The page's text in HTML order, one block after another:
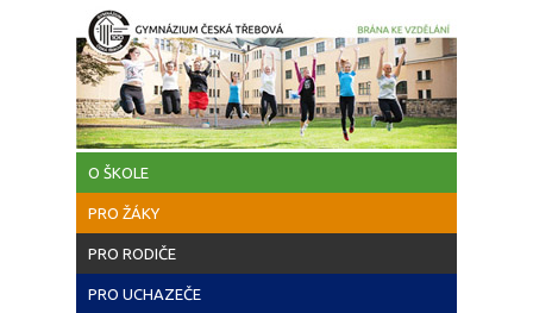
Přejít k hlavnímu obsahu
O ŠKOLE
PRO ŽÁKY
PRO RODIČE
PRO UCHAZEČE